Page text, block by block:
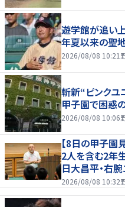
遊学館が追い
年夏以来の聖
2026/08/08 10:21
斬新“ピンクユ
甲子園で困惑の
2026/08/08 10:06
【8日の甲子園
2人を含む2年
日大昌平・右
2026/08/08 10:32